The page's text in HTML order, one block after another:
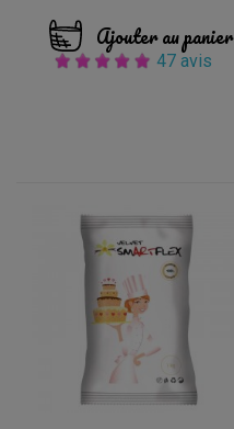
Ajouter au panier
47 avis